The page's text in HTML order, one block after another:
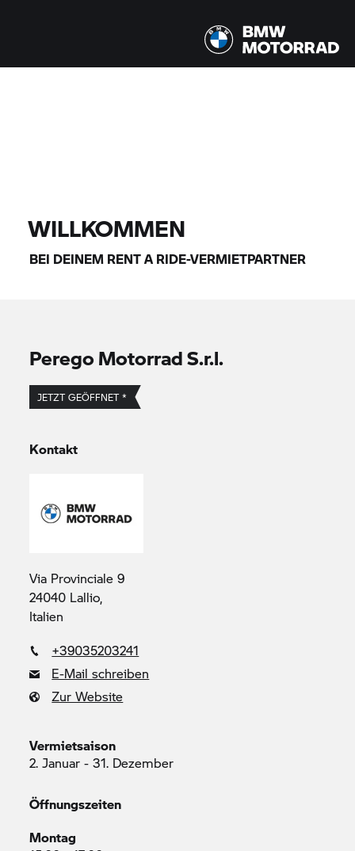
WILLKOMMEN
BEI DEINEM RENT A RIDE-VERMIETPARTNER
Perego Motorrad S.r.l.
JETZT GEÖFFNET *
Kontakt
Via Provinciale 9
24040 Lallio,
Italien
+39035203241
E-Mail schreiben
Zur Website
Vermietsaison
2. Januar - 31. Dezember
Öffnungszeiten
Montag